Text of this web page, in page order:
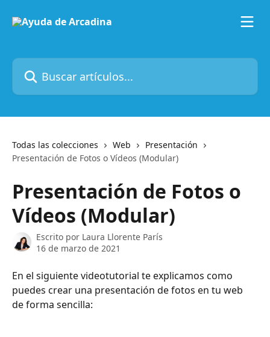
Buscar artículos...
Todas las colecciones Web
Presentación
Presentación de Fotos o Vídeos (Modular)
Presentación de Fotos o
Vídeos (Modular)
Escrito por Laura Llorente París
16 de marzo de 2021
En el siguiente videotutorial te explicamos como
puedes crear una presentación de fotos en tu web
de forma sencilla: